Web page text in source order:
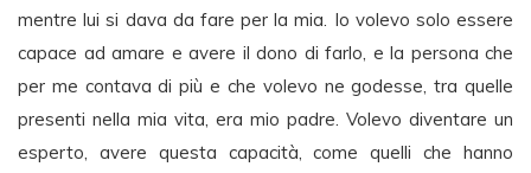
mentre lui si dava da fare per la mia. Io volevo solo essere
capace ad amare e avere il dono di farlo, e la persona che
per me contava di più e che volevo ne godesse, tra quelle
presenti nella mia vita, era mio padre. Volevo diventare un
esperto, avere questa capacità, come quelli che hanno